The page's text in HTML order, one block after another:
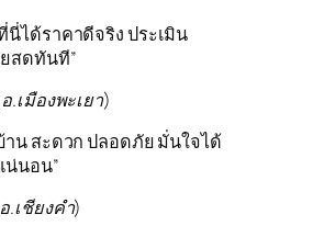
นี่ได้ราคาดีจริง ประเมิน
สดทันที”
.เมืองพะเยา)
าน สะดวก ปลอดภัย มั่นใจได้
น่นอน”
.เชียงคำ)